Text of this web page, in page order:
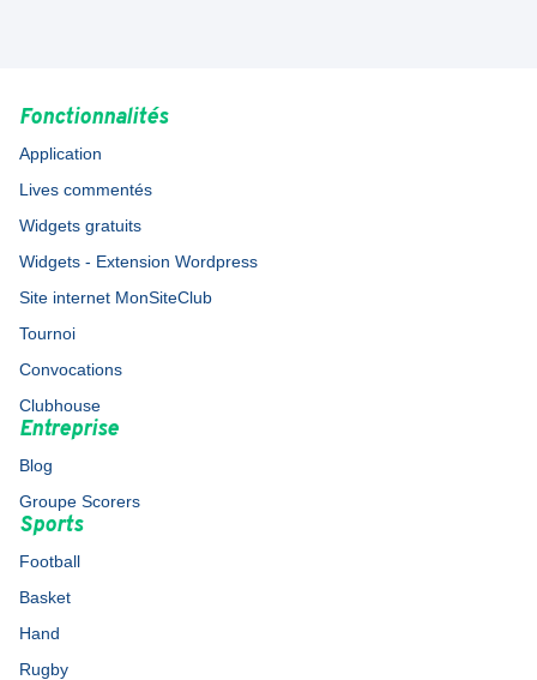
Fonctionnalités
Application
Lives commentés
Widgets gratuits
Widgets - Extension Wordpress
Site internet MonSiteClub
Tournoi
Convocations
Clubhouse
Entreprise
Blog
Groupe Scorers
Sports
Football
Basket
Hand
Rugby